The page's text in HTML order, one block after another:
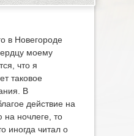
в Новегороде
моему
что я
таковое
В
действие на
на ночлеге, то
иногда читал о